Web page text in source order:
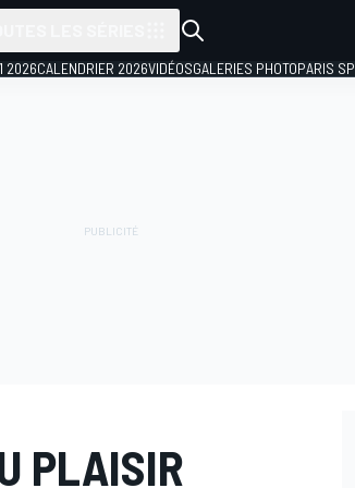
2026CALENDRIER 2026VIDÉOSGALERIES PHOTOPARIS
PLAISIR